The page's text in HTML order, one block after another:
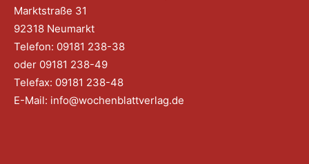
Marktstraße 31
92318 Neumarkt
Telefon: 09181 238-38
oder 09181 238-49
Telefax: 09181 238-48
E-Mail: info@wochenblattverlag.de